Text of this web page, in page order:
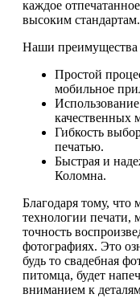
каждое
высоким стандартам.
Наши
Простой
мобильное
качественных
Гибкость
печатью.
Быстрая и
Коломна.
Благодаря тому,
технологии печати,
точность
фотографиях. Это
будь то свадебная
питомца, будет
вниманием к